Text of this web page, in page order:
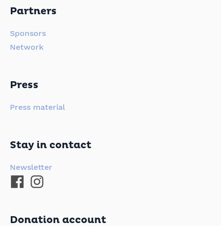
Partners
Sponsors
Network
Press
Press material
Stay in contact
Newsletter
Donation account